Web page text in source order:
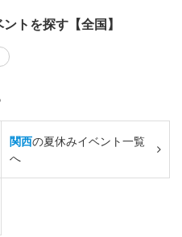
トを探す【全国】
関西の夏休みイベント一覧
へ